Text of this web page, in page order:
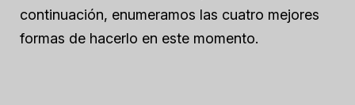
continuación, enumeramos las cuatro mejores
formas de hacerlo en este momento.